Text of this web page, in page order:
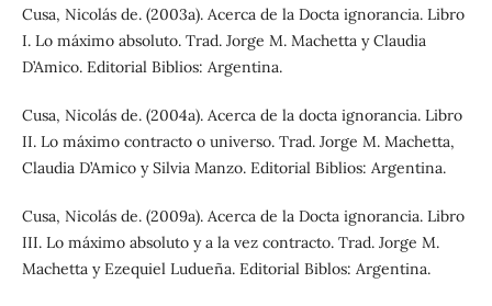
Cusa, Nicolás de. (2003a). Acerca de la Docta ignorancia. Libro
I. Lo máximo absoluto. Trad. Jorge M. Machetta y Claudia
D’Amico. Editorial Biblios: Argentina.
Cusa, Nicolás de. (2004a). Acerca de la docta ignorancia. Libro
II. Lo máximo contracto o universo. Trad. Jorge M. Machetta,
Claudia D’Amico y Silvia Manzo. Editorial Biblios: Argentina.
Cusa, Nicolás de. (2009a). Acerca de la Docta ignorancia. Libro
III. Lo máximo absoluto y a la vez contracto. Trad. Jorge M.
Machetta y Ezequiel Ludueña. Editorial Biblos: Argentina.